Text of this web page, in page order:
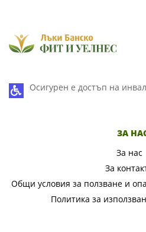
Осигурен е достъп на
ЗА
За нас
За
Общи условия за ползване и
Политика за